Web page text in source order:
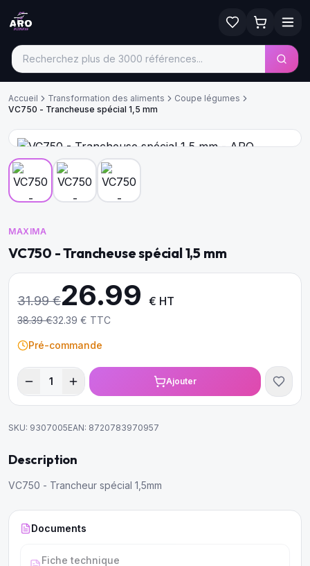
Accueil Transformation des aliments
Coupe légumes
VC750 - Trancheuse spécial 1,5 mm
MAXIMA
VC750 - Trancheuse spécial 1,5 mm
31.99€26.99 € HT
38.39€32.39 € TTC
Pré-commande
1 Ajouter
SKU: 9307005EAN: 8720783970957
Description
VC750 - Trancheur spécial 1,5mm
Documents
Fiche technique